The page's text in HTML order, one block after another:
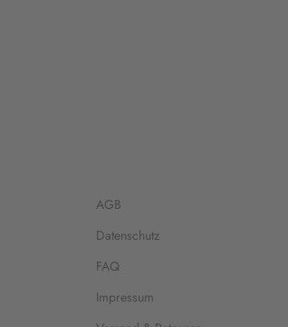
AGB
Datenschutz
FAQ
Impressum